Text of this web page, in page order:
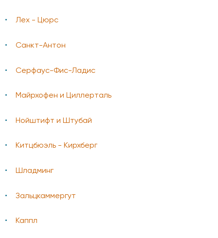
Лех - Цюрс
Санкт-Антон
Серфаус-Фис-Ладис
Майрхофен и Циллерталь
Нойштифт и Штубай
Китцбюэль - Кирхберг
Шладминг
Зальцкаммергут
Каппл